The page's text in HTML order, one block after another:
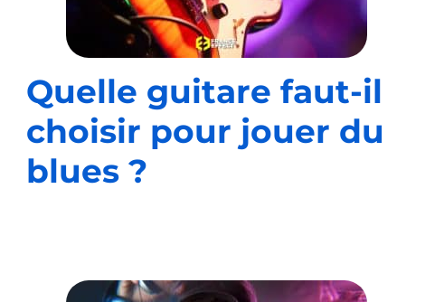
Quelle guitare faut-il
choisir pour jouer du
blues ?